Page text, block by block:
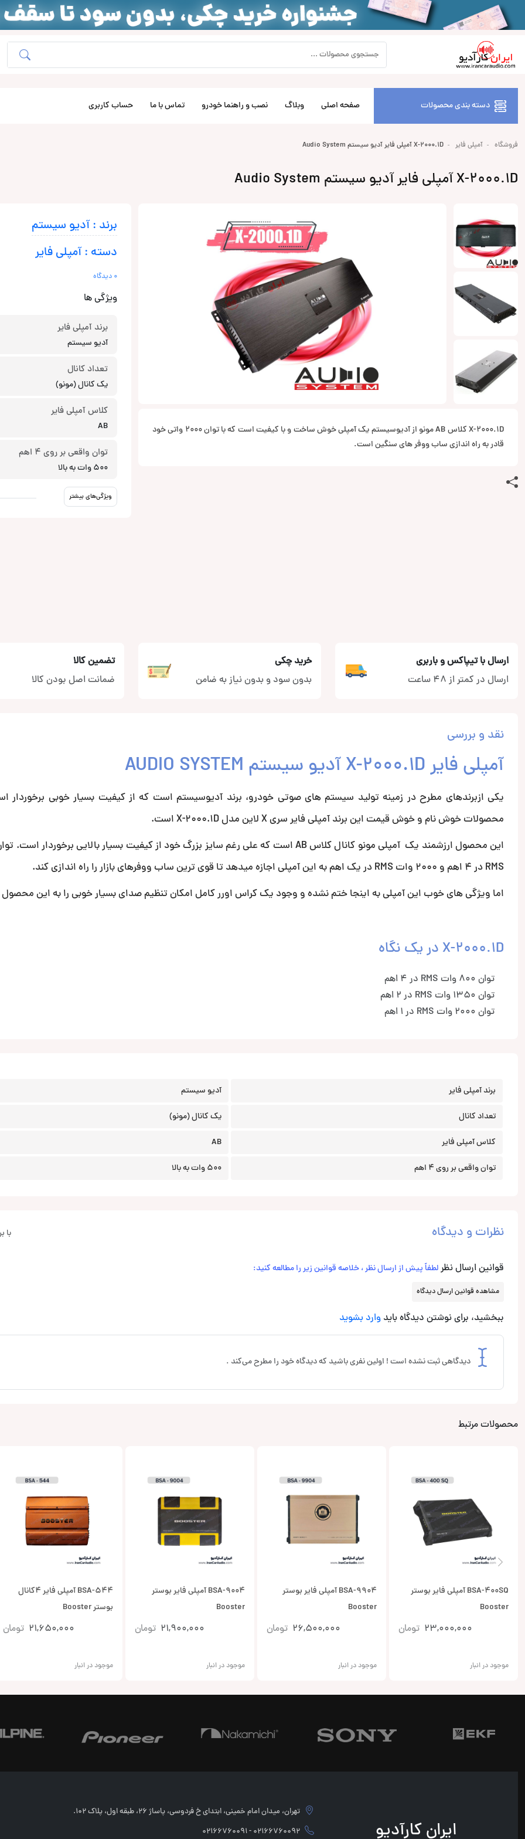
دسته بندی محصولات صفحه اصلی وبلاگ نصب و راهنما خودرو تماس با ما حساب کاربری
فروشگاه آمپلی فایر X-2000.1D آمپلی فایر آدیو سیستم Audio System
X-2000.1D آمپلی فایر آدیو سیستم Audio System
X-2000.1D کلاس AB مونو از آدیوسیستم یک آمپلی خوش ساخت و با کیفیت است که با توان 2000 واتی خود
قادر به راه اندازی ساب ووفر های سنگین است.
برند : آدیو سیستم
دسته : آمپلی فایر
0 دیدگاه
ویژگی ها
برند آمپلی فایر
آدیو سیستم
تعداد کانال
یک کانال (مونو)
کلاس آمپلی فایر
AB
توان واقعی بر روی 4 اهم
500 وات به بالا
ویژگی‌های بیشتر
ارسال با تیپاکس و باربری
ارسال در کمتر از 48 ساعت
خرید چکی
بدون سود و بدون نیاز به ضامن
تضمین کالا
ضمانت اصل بودن کالا
نقد و بررسی
آمپلی فایر X-2000.1D آدیو سیستم AUDIO SYSTEM
یکی ازبرندهای مطرح در زمینه تولید سیستم های صوتی خودرو، برند آدیوسیستم است که از کیفیت بسیار خوبی برخوردار
محصولات خوش نام و خوش قیمت این برند آمپلی فایر سری X لاین مدل X-2000.1D است.
RMS در 4 اهم و 2000 وات RMS در یک اهم به این آمپلی اجازه میدهد تا قوی ترین ساب ووفرهای بازار را راه اندازی کند.
اما ویژگی های خوب این آمپلی به اینجا ختم نشده و وجود یک کراس اورر کامل امکان تنظیم صدای بسیار خوبی را به این
X-2000.1D در یک نگاه
توان 800 وات RMS در 4 اهم
توان 1350 وات RMS در 2 اهم
توان 2000 وات RMS در 1 اهم
برند آمپلی فایر آدیو سیستم
تعداد کانال یک کانال (مونو)
کلاس آمپلی فایر AB
توان واقعی بر روی 4 اهم 500 وات به بالا
نظرات و دیدگاه با
قوانین ارسال نظرلطفاً پیش از ارسال نظر ، خلاصه قوانین زیر را مطالعه کنید:
مشاهده قوانین ارسال دیدگاه
ببخشید، برای نوشتن دیدگاه باید وارد بشوید
دیدگاهی ثبت نشده است ! اولین نفری باشید که دیدگاه خود را مطرح می‌کند .
محصولات مرتبط
BSA-400SQ آمپلی فایر بوستر
Booster
23,000,000 تومان
موجود در انبار
BSA-9904 آمپلی فایر بوستر
Booster
26,500,000 تومان
موجود در انبار
BSA-9004 آمپلی فایر بوستر
Booster
21,900,000 تومان
موجود در انبار
BSA-544 آمپلی فایر 4کانال
بوستر Booster
21,650,000 تومان
موجود در انبار
ایران کارآدیو
تهران، میدان امام خمینی، ابتدای خ فردوسی، پاساژ 26، طبقه اول، پلاک 102.
02166760092 - 02166760091